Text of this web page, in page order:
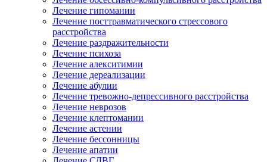
Лечение гипомании
Лечение посттравматического стрессового
расстройства
Лечение раздражительности
Лечение психоза
Лечение алекситимии
Лечение дереализации
Лечение абулии
Лечение тревожно-депрессивного расстройства
Лечение неврозов
Лечение клептомании
Лечение астении
Лечение бессонницы
Лечение апатии